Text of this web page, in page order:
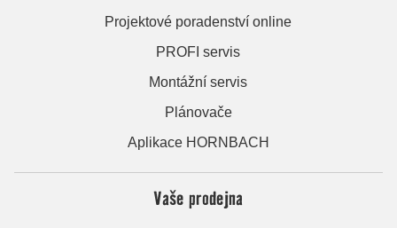
Projektové poradenství online
PROFI servis
Montážní servis
Plánovače
Aplikace HORNBACH
Vaše prodejna